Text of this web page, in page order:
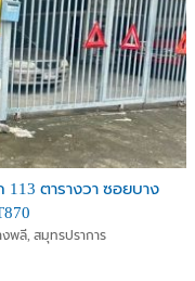
ตารางวา ซอยบาง
พลี, สมุทรปราการ